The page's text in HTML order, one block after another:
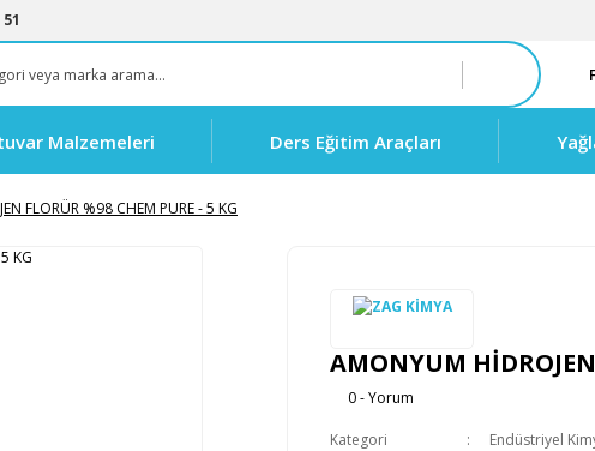
Malzemeleri Ders Eğitim Araçları
FLORÜR %98 CHEM PURE - 5 KG
AMONYUM
0 - Yorum
Kategori
Endüstriyel